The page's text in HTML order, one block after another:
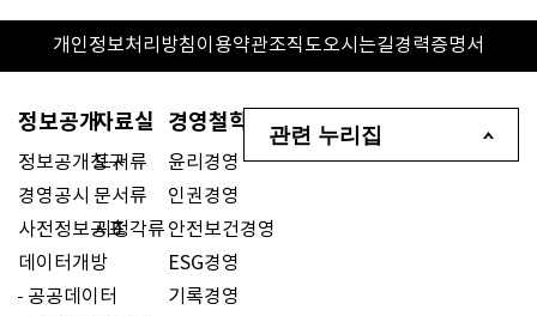
개인정보처리방침이용약관조직도오시는길경력증명서
정보공개
정보공개청구
경영공시
사전정보공표
데이터개방
공공데이터
자료실
도서류
문서류
시청각류
경영철학
윤리경영
인권경영
안전보건경영
ESG경영
기록경영
관련 누리집